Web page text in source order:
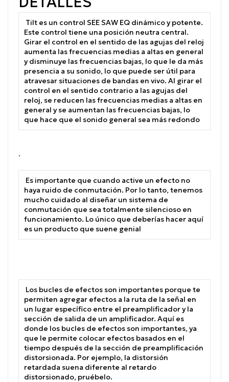
Tilt es un control SEE SAW EQ dinámico y potente.
Este control tiene una posición neutra central.
Girar el control en el sentido de las agujas del reloj
aumenta las frecuencias medias a altas en general
y disminuye las frecuencias bajas, lo que le da más
presencia a su sonido, lo que puede ser útil para
atravesar situaciones de bandas en vivo. Al girar el
control en el sentido contrario a las agujas del
reloj, se reducen las frecuencias medias a altas en
general y se aumentan las frecuencias bajas, lo
que hace que el sonido general sea más redondo
.
Es importante que cuando active un efecto no
haya ruido de conmutación. Por lo tanto, tenemos
mucho cuidado al diseñar un sistema de
conmutación que sea totalmente silencioso en
funcionamiento. Lo único que deberías hacer aquí
es un producto que suene genial
Los bucles de efectos son importantes porque te
permiten agregar efectos a la ruta de la señal en
un lugar específico entre el preamplificador y la
sección de salida de un amplificador. Aquí es
donde los bucles de efectos son importantes, ya
que le permite colocar efectos basados ​​en el
tiempo después de la sección de preamplificación
distorsionada. Por ejemplo, la distorsión
retardada suena diferente al retardo
distorsionado, pruébelo.